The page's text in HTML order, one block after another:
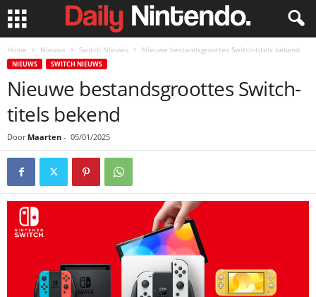
Home Nieuws Switch Nieuws Nieuwe bestandsgroottes Switch-titels bekend
NIEUWS SWITCH NIEUWS
Nieuwe bestandsgroottes Switch-
titels bekend
Door Maarten - 05/01/2025